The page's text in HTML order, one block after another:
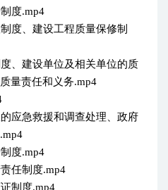
度.mp4
度、建设工程质量保修制
、建设单位及相关单位的质
量责任和义务.mp4
应急救援和调查处理、政府
度.mp4
任制度.mp4
制度.mp4